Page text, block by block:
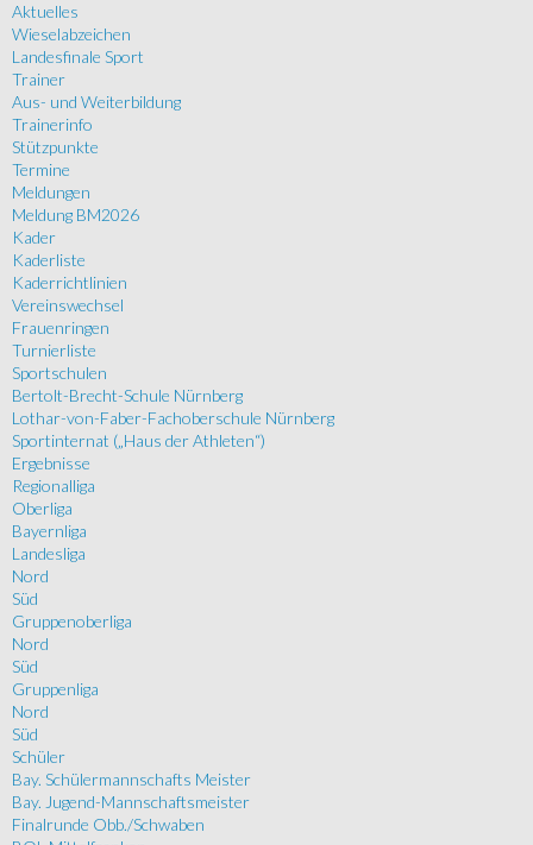
Aktuelles
Wieselabzeichen
Landesfinale Sport
Trainer
Aus- und Weiterbildung
Trainerinfo
Stützpunkte
Termine
Meldungen
Meldung BM2026
Kader
Kaderliste
Kaderrichtlinien
Vereinswechsel
Frauenringen
Turnierliste
Sportschulen
Bertolt-Brecht-Schule Nürnberg
Lothar-von-Faber-Fachoberschule Nürnberg
Sportinternat („Haus der Athleten“)
Ergebnisse
Regionalliga
Oberliga
Bayernliga
Landesliga
Nord
Süd
Gruppenoberliga
Nord
Süd
Gruppenliga
Nord
Süd
Schüler
Bay. Schülermannschafts Meister
Bay. Jugend-Mannschaftsmeister
Finalrunde Obb./Schwaben